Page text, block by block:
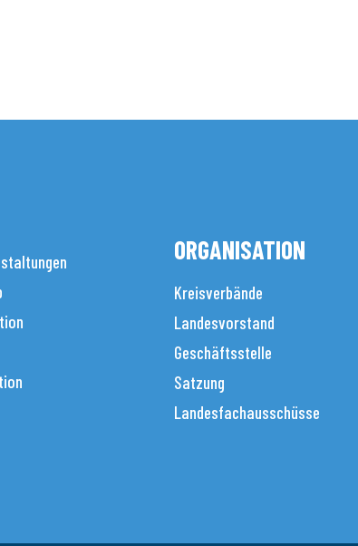
ORGANISATION
Kreisverbände
Landesvorstand
Geschäftsstelle
Satzung
Landesfachausschüsse